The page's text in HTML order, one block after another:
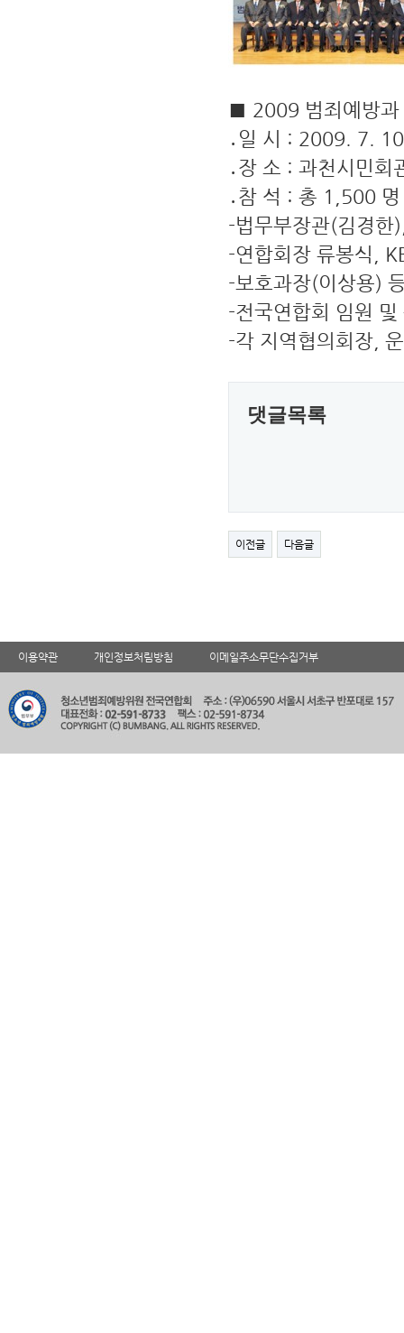
■ 2009 범죄예방
․일 시 : 2009. 7.
․장 소 : 과천시민
․참 석 : 총
-법무부장관(김
-연합회장 류봉식
-보호과장(이상
-전국연합회 임
-각 지역협의회장,
댓글목록
이전글 다음글
이용약관 개인정보처림방침 이메일주소무단수집거부